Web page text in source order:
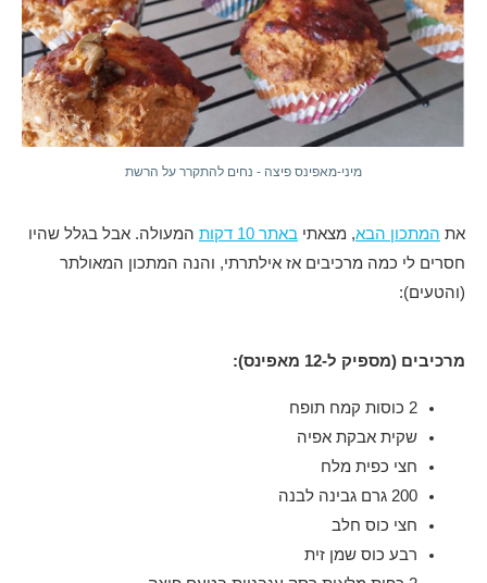
מיני-מאפינס פיצה - נחים להתקרר על הרשת
את המתכון הבא, מצאתי באתר 10 דקות
המעולה. אבל בגלל שהיו
חסרים לי כמה מרכיבים אז אילתרתי, והנה המתכון המאולתר
(והטעים):
מרכיבים (מספיק ל-12 מאפינס):
2 כוסות קמח תופח
שקית אבקת אפיה
חצי כפית מלח
200 גרם גבינה לבנה
חצי כוס חלב
רבע כוס שמן זית